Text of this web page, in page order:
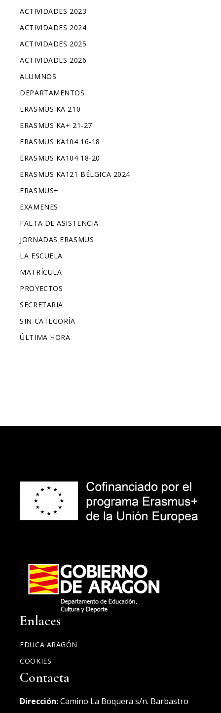
ACTIVIDADES 2023
ACTIVIDADES 2024
ACTIVIDADES 2025
ACTIVIDADES 2026
ALUMNOS
DEPARTAMENTOS
ERASMUS KA 210
ERASMUS KA+ 21-27
ERASMUS KA104 16-18
ERASMUS KA104 18-20
ERASMUS KA121 BÉLGICA 2024
ERASMUS+
EXAMENES
FALTA DE ASISTENCIA
JORNADAS ERASMUS
LA ESCUELA
MATRÍCULA
PROYECTOS
SECRETARIA
SIN CATEGORÍA
ÚLTIMA HORA
Enlaces
EDUCA ARAGÓN
COOKIES
Contacta
Dirección:Camino La Boquera s/n. Barbastro